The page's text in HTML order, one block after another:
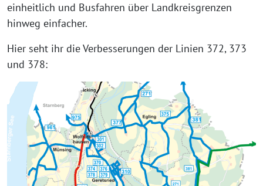
einheitlich und Busfahren über Landkreisgrenzen
hinweg einfacher.
Hier seht ihr die Verbesserungen der Linien 372, 373
und 378: